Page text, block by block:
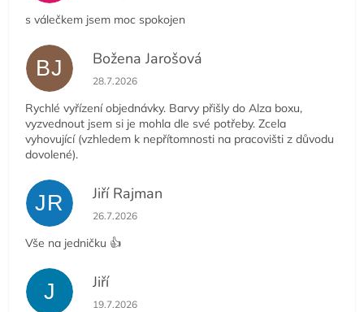
s válečkem jsem moc spokojen
BJ Božena Jarošová
Hodnocení obchodu je 5 z 5 hvězdiček.
28.7.2026
Rychlé vyřízení objednávky. Barvy přišly do Alza boxu,
vyzvednout jsem si je mohla dle své potřeby. Zcela
vyhovující (vzhledem k nepřítomnosti na pracovišti z důvodu
dovolené).
JR Jiří Rajman
Hodnocení obchodu je 5 z 5 hvězdiček.
26.7.2026
Vše na jedničku 👍
J Jiří
Hodnocení obchodu je 5 z 5 hvězdiček.
19.7.2026